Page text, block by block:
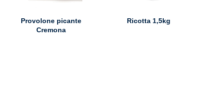
Provolone picante
Cremona
Ricotta 1,5kg